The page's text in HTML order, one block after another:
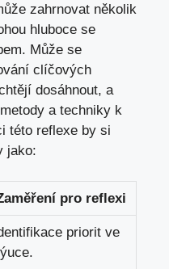
zahrnovat několik
hluboce se
Může se
clíčových
dosáhnout, a
a techniky k
této reflexe by si
jako:
pro reflexi
priorit ve